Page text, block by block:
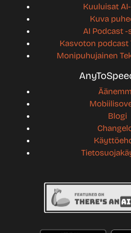
Kuuluisat
Kuva
AI Podcast
Kasvoton podcast
Monipuhujainen
Blogi